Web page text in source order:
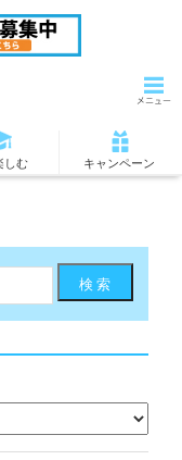
しむ キャンペーン